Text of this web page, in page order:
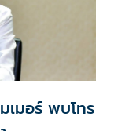
เมอร์ พบโทร